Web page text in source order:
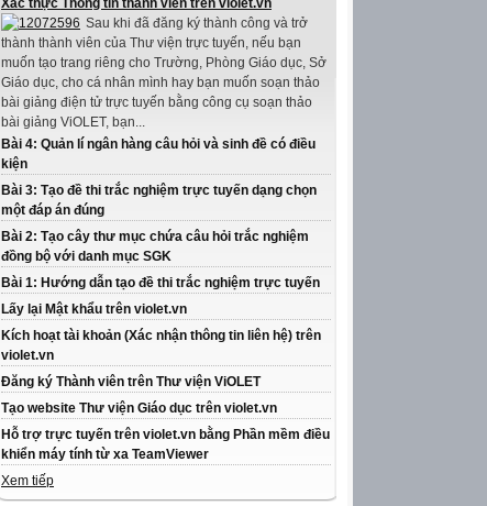
Xác thực Thông tin thành viên trên violet.vn
Sau khi đã đăng ký thành công và trở
thành thành viên của Thư viện trực tuyến, nếu bạn
muốn tạo trang riêng cho Trường, Phòng Giáo dục, Sở
Giáo dục, cho cá nhân mình hay bạn muốn soạn thảo
bài giảng điện tử trực tuyến bằng công cụ soạn thảo
bài giảng ViOLET, bạn...
Bài 4: Quản lí ngân hàng câu hỏi và sinh đề có điều
kiện
Bài 3: Tạo đề thi trắc nghiệm trực tuyến dạng chọn
một đáp án đúng
Bài 2: Tạo cây thư mục chứa câu hỏi trắc nghiệm
đồng bộ với danh mục SGK
Bài 1: Hướng dẫn tạo đề thi trắc nghiệm trực tuyến
Lấy lại Mật khẩu trên violet.vn
Kích hoạt tài khoản (Xác nhận thông tin liên hệ) trên
violet.vn
Đăng ký Thành viên trên Thư viện ViOLET
Tạo website Thư viện Giáo dục trên violet.vn
Hỗ trợ trực tuyến trên violet.vn bằng Phần mềm điều
khiển máy tính từ xa TeamViewer
Xem tiếp